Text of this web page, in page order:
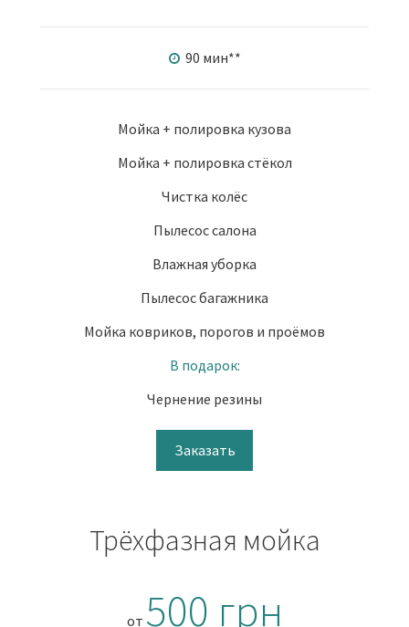
90 мин**
Мойка + полировка кузова
Мойка + полировка стёкол
Чистка колёс
Пылесос салона
Влажная уборка
Пылесос багажника
Мойка ковриков, порогов и проёмов
В подарок:
Чернение резины
Заказать
Трёхфазная мойка
от 500 грн